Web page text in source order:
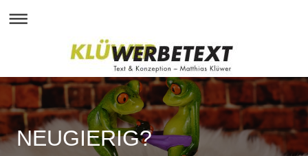
NEUGIERIG?